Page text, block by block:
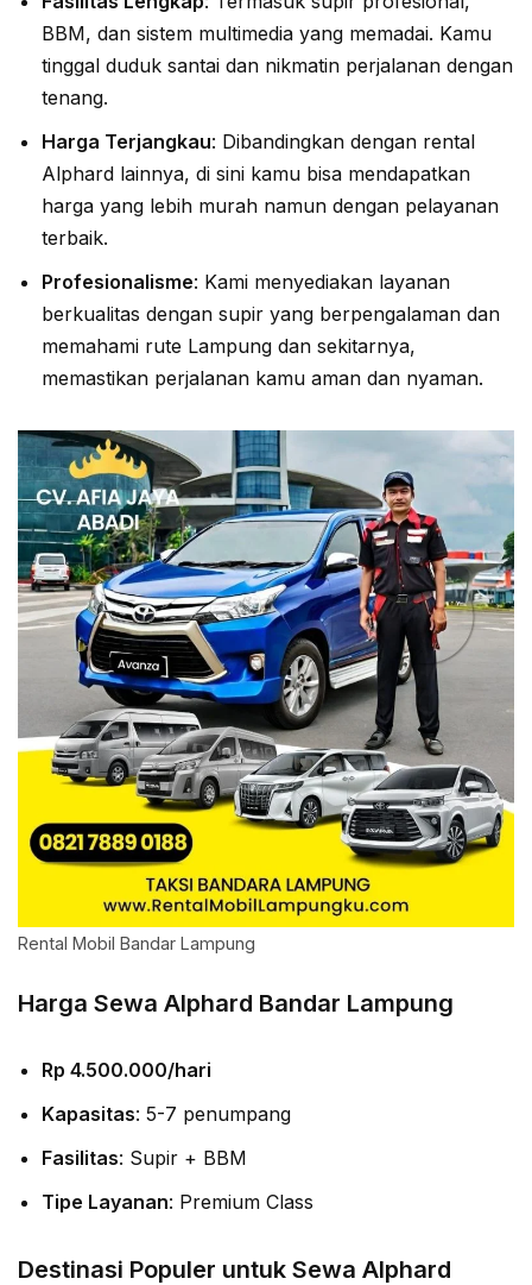
BBM, dan sistem multimedia yang memadai. Kamu
tinggal duduk santai dan nikmatin perjalanan dengan
tenang.
Harga Terjangkau: Dibandingkan dengan rental
Alphard lainnya, di sini kamu bisa mendapatkan
harga yang lebih murah namun dengan pelayanan
terbaik.
Profesionalisme: Kami menyediakan layanan
berkualitas dengan supir yang berpengalaman dan
memahami rute Lampung dan sekitarnya,
memastikan perjalanan kamu aman dan nyaman.
Rental Mobil Bandar Lampung
Harga Sewa Alphard Bandar Lampung
Rp 4.500.000/hari
Kapasitas: 5-7 penumpang
Fasilitas: Supir + BBM
Tipe Layanan: Premium Class
Destinasi Populer untuk Sewa Alphard